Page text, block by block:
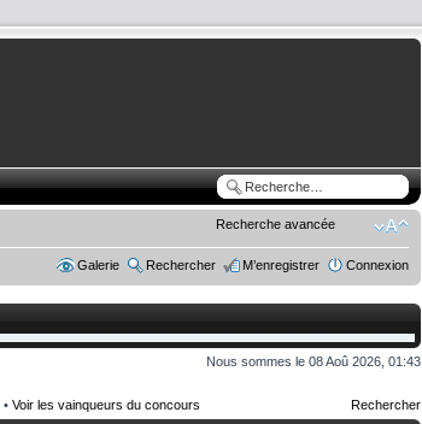
Recherche avancée
Galerie Rechercher M’enregistrer Connexion
Nous sommes le 08 Aoû 2026, 01:43
• Voir les vainqueurs du concours Rechercher